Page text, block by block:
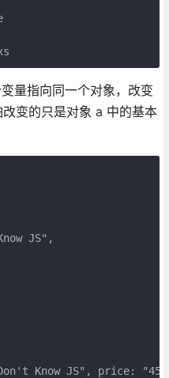
量指向同一个对象，改变
变的只是对象 a 中的基本
JS",
Know JS", price: